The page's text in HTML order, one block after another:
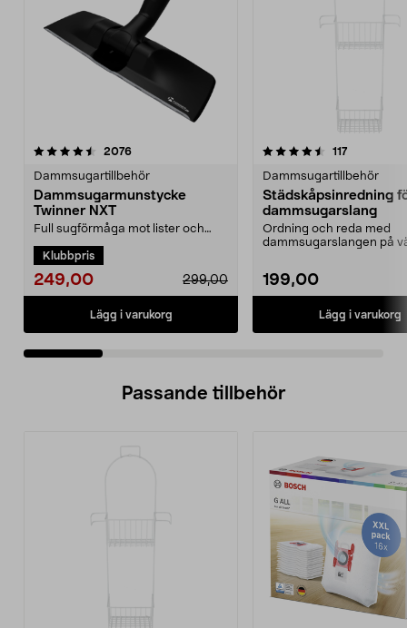
2076recensioner
Dammsugartillbehör
Dammsugarmunstycke
Twinner NXT
Full sugförmåga mot lister och
Dammsugarmunstycke som
Klubbpris
249,00 299,00
Lägg i varukorg
4.5 av 5 stjärnor 117recensioner
Dammsugartillbehör
Städskåpsinredning
dammsugarslang
Ordning och reda med
dammsugarslangen på
199,00
Lägg i varukorg
4.0 av 5 stjärnor
Passande tillbehör